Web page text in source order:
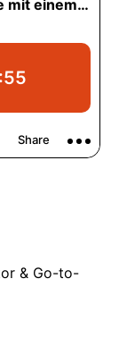
& Go-to-